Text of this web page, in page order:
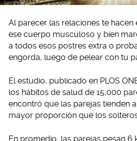
Al parecer las relaciones te
ese cuerpo musculoso y bien
a todos esos postres extra o
engorda, luego de pelear con tu
El estudio, publicado en PLOS
los hábitos de salud de 15,000
encontró que las parejas tienden
mayor proporción que los
En promedio, las parejas pesan 6